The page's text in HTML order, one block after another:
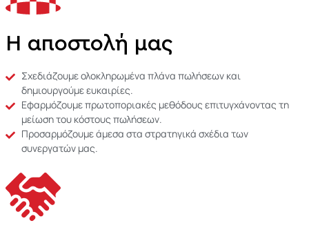
Η αποστολή μας
Σχεδιάζουμε ολοκληρωμένα πλάνα πωλήσεων και
δημιουργούμε ευκαιρίες.
Εφαρμόζουμε πρωτοποριακές μεθόδους επιτυγχάνοντας τη
μείωση του κόστους πωλήσεων.
Προσαρμόζουμε άμεσα στα στρατηγικά σχέδια των
συνεργατών μας.